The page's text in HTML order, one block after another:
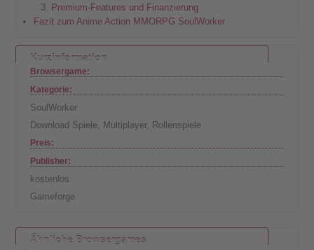
Premium-Features und Finanzierung
Fazit zum Anime Action MMORPG SoulWorker
Kurzinformation
Browsergame:
Kategorie:
SoulWorker
Download Spiele
Multiplayer, Rollenspiele
Preis:
Publisher:
kostenlos
Gameforge
Ähnliche Browsergames